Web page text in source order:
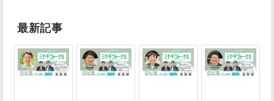
な...
最新記事